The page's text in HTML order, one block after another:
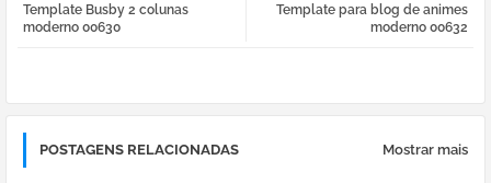
atsa
Template para blog de animes
moderno 00632
Template Busby 2 colunas
moderno 00630
POSTAGENS RELACIONADAS Mostrar mais